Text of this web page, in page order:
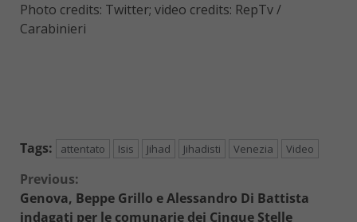
Photo credits: Twitter; video credits: RepTv /
Carabinieri
Tags: attentato Isis Jihad Jihadisti Venezia Video
Continue
Reading
Previous:
Genova, Beppe Grillo e Alessandro Di Battista
indagati per le comunarie dei Cinque Stelle